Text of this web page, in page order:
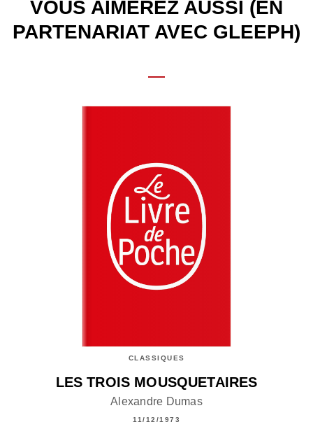
VOUS AIMEREZ AUSSI (EN
PARTENARIAT AVEC GLEEPH)
CLASSIQUES
LES TROIS MOUSQUETAIRES
Alexandre Dumas
11/12/1973